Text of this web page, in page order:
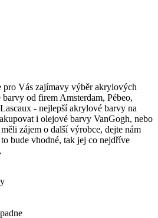
pro Vás zajímavy výběr akrylových
barvy od firem Amsterdam, Pébeo,
- nejlepší akrylové barvy na
i olejové barvy VanGogh, nebo
zájem o další výrobce, dejte nám
bude vhodné, tak jej co nejdříve